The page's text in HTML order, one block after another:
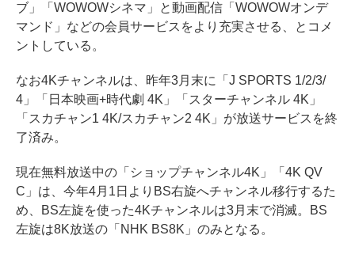
ブ」「WOWOWシネマ」と動画配信「WOWOWオンデ
マンド」などの会員サービスをより充実させる、とコメ
ントしている。
なお4Kチャンネルは、昨年3月末に「J SPORTS 1/2/3/
4」「日本映画+時代劇 4K」「スターチャンネル 4K」
「スカチャン1 4K/スカチャン2 4K」が放送サービスを終
了済み。
現在無料放送中の「ショップチャンネル4K」「4K QV
C」は、今年4月1日よりBS右旋へチャンネル移行するた
め、BS左旋を使った4Kチャンネルは3月末で消滅。BS
左旋は8K放送の「NHK BS8K」のみとなる。